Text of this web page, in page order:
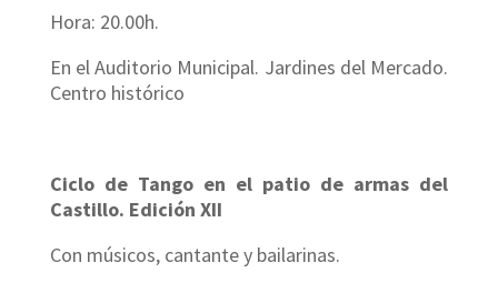
Hora: 20.00h.
En el Auditorio Municipal. Jardines del Mercado.
Centro histórico
Ciclo de Tango en el patio de armas del
Castillo. Edición XII
Con músicos, cantante y bailarinas.